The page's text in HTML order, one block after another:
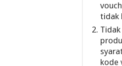
tidak
kode